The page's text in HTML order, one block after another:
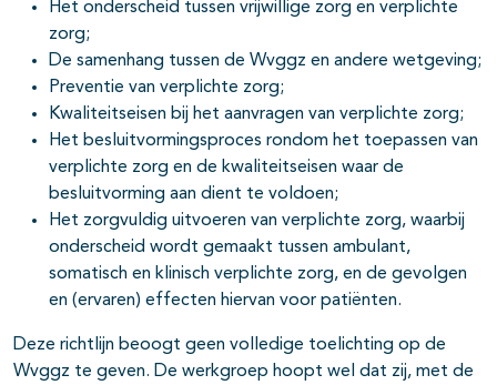
Het onderscheid tussen vrijwillige zorg en verplichte
zorg;
De samenhang tussen de Wvggz en andere wetgeving;
Preventie van verplichte zorg;
Kwaliteitseisen bij het aanvragen van verplichte zorg;
Het besluitvormingsproces rondom het toepassen van
verplichte zorg en de kwaliteitseisen waar de
besluitvorming aan dient te voldoen;
Het zorgvuldig uitvoeren van verplichte zorg, waarbij
onderscheid wordt gemaakt tussen ambulant,
somatisch en klinisch verplichte zorg, en de gevolgen
en (ervaren) effecten hiervan voor patiënten.
Deze richtlijn beoogt geen volledige toelichting op de
Wvggz te geven. De werkgroep hoopt wel dat zij, met de